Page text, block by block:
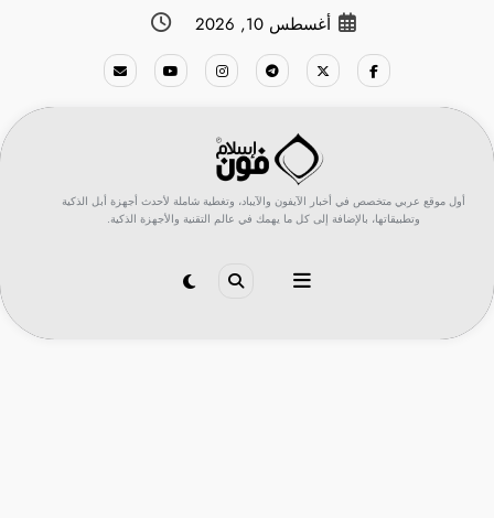
أغسطس 10, 2026
أول موقع عربي متخصص في أخبار الآيفون والآيباد، وتغطية شاملة لأحدث أجهزة أبل الذكية
وتطبيقاتها، بالإضافة إلى كل ما يهمك في عالم التقنية والأجهزة الذكية.